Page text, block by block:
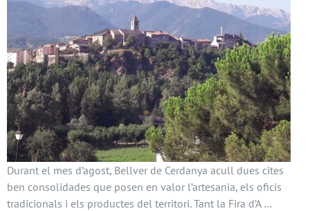
Durant el mes d’agost, Bellver de Cerdanya acull dues cites
ben consolidades que posen en valor l’artesania, els oficis
tradicionals i els productes del territori. Tant la Fira d’A …